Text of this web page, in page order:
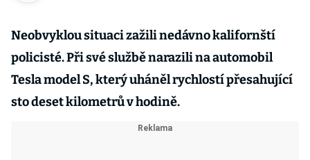
Neobvyklou situaci zažili nedávno kalifornští
policisté. Při své službě narazili na automobil
Tesla model S, který uháněl rychlostí přesahující
sto deset kilometrů v hodině.